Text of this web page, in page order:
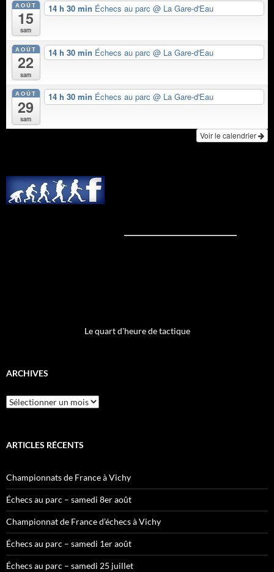
AOÛT
15
sam
14 h 30 min Échecs au parc @ La Gare-d'Eau
AOÛT
22
sam
14 h 30 min Échecs au parc @ La Gare-d'Eau
AOÛT
29
sam
14 h 30 min Échecs au parc @ La Gare-d'Eau
Voir le calendrier
Le quart d'heure de tactique
ARCHIVES
Archives
ARTICLES RÉCENTS
Championnats de France à Vichy
Échecs au parc – samedi 8er août
Championnat de France d’échecs à Vichy
Échecs au parc – samedi 1er août
Échecs au parc – samedi 25 juillet